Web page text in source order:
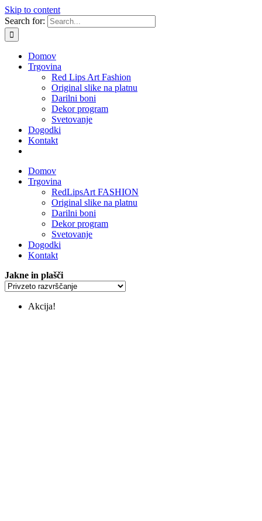
Skip to content
Search for:
Domov
Trgovina
Red Lips Art Fashion
Original slike na platnu
Darilni boni
Dekor program
Svetovanje
Dogodki
Kontakt
Domov
Trgovina
RedLipsArt FASHION
Original slike na platnu
Darilni boni
Dekor program
Svetovanje
Dogodki
Kontakt
Jakne in plašči
Akcija!